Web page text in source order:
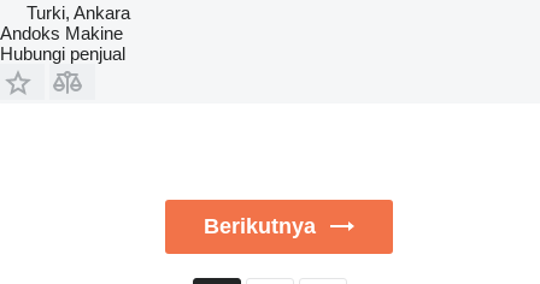
Turki, Ankara
Andoks Makine
Hubungi penjual
Berikutnya